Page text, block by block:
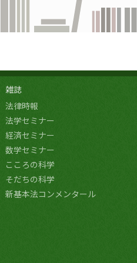
雑誌
法律時報
法学セミナー
経済セミナー
数学セミナー
こころの科学
そだちの科学
新基本法コンメンタール